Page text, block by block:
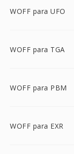
WOFF para UFO
WOFF para TGA
WOFF para PBM
WOFF para EXR